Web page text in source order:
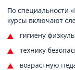
По специальности
курсы включают
гигиену
технику
возрастную